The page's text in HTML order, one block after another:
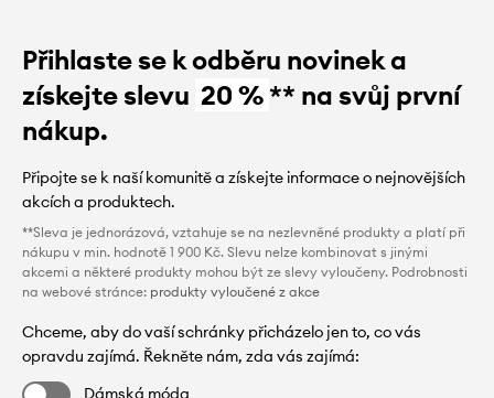
Přihlaste se k odběru novinek a
získejte slevu 20 %** na svůj první
nákup.
Připojte se k naší komunitě a získejte informace o nejnovějších
akcích a produktech.
**Sleva je jednorázová, vztahuje se na nezlevněné produkty a platí při
nákupu v min. hodnotě 1 900 Kč. Slevu nelze kombinovat s jinými
akcemi a některé produkty mohou být ze slevy vyloučeny. Podrobnosti
na webové stránce: produkty vyloučené z akce
Chceme, aby do vaší schránky přicházelo jen to, co vás
opravdu zajímá. Řekněte nám, zda vás zajímá:
Dámská móda